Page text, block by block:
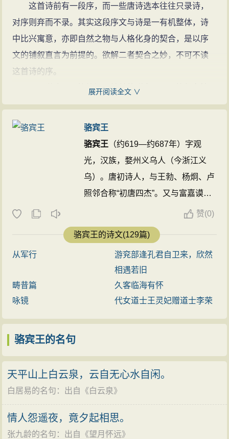
予心：我的心。
1、沈熙乾 等．唐诗鉴赏辞典．上海：上海辞书出版社，1983：
13-14
2010：22
这首诗前有一段序，而一些唐诗选本往往只录诗，
对序则弃而不录。其实这段序文与诗是一有机整体，诗
中比兴寓意，亦即自然之物与人格化身的契合，是以序
文的铺叙直言为前提的。欲解二者契合之妙，不可不读
这首诗的序。
可以说这是一篇简短而精美的骈文，是一篇很有情
致的抒情小说。诗人在这段序文中叙说了自己作诗的缘
起，叙说了蝉的形态、习性及美德，抒发了自己“失路艰
起。以拟人的笔法铺叙蝉的美德、从蝉的形态习性写
起，写蝉适应季节的变化，随季节、气候的变化而出
现；写蝉翼甚薄，蝉目常开，“不以道昏而昧其视，不以
俗厚而易其真”。诗人谓之具有“君子达人之高行”。因为蝉
有这样的美德，所以诗人才引蝉自喻，以蝉为自己的人
格化身。刘勰《文心雕龙·物色》云：“情以物迁，辞以情
发。一叶且或迎意，虫声有足引心。”骆宾王以蝉喻己，
顾影自怜，正是感物联类，情以物迁。从骆宾王作于同
在于符合同构对应的原理，而且还在于蝉意象所包涵的
丰富的文化内蕴。
展开阅读全文 ∨
骆宾王
骆宾王 （约619—约687年）字观
光，汉族，婺州义乌人（今浙江义
乌）。唐初诗人，与王勃、杨炯、卢
照邻合称“初唐四杰”。又与富嘉谟并
称“富骆”。高宗永徽中为道王李元庆
府属，历武功、长安主簿，仪凤三
年，入为侍御史，因事下狱，次年遇
赦，调露二年除临海丞，不得志，辞
官。有集。骆宾王
年，为起兵扬州反武则天的徐敬业作
亡命不知所之，或云被杀，或云为
赞(0)
骆宾王的诗文(129篇)
从军行
游兖部逢孔君自卫来，欣然
相遇若旧
畴昔篇
久客临海有怀
咏镜
代女道士王灵妃赠道士李荣
骆宾王的名句
天平山上白云泉，云自无心水自闲。
白居易的名句 ：出自《白云泉》
情人怨遥夜，竟夕起相思。
张九龄的名句 ：出自《望月怀远》